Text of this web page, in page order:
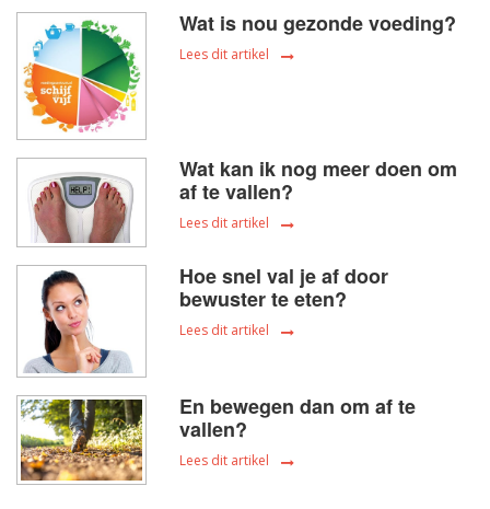
Wat is nou gezonde voeding?
Lees dit artikel
Wat kan ik nog meer doen om
af te vallen?
Lees dit artikel
Hoe snel val je af door
bewuster te eten?
Lees dit artikel
En bewegen dan om af te
vallen?
Lees dit artikel